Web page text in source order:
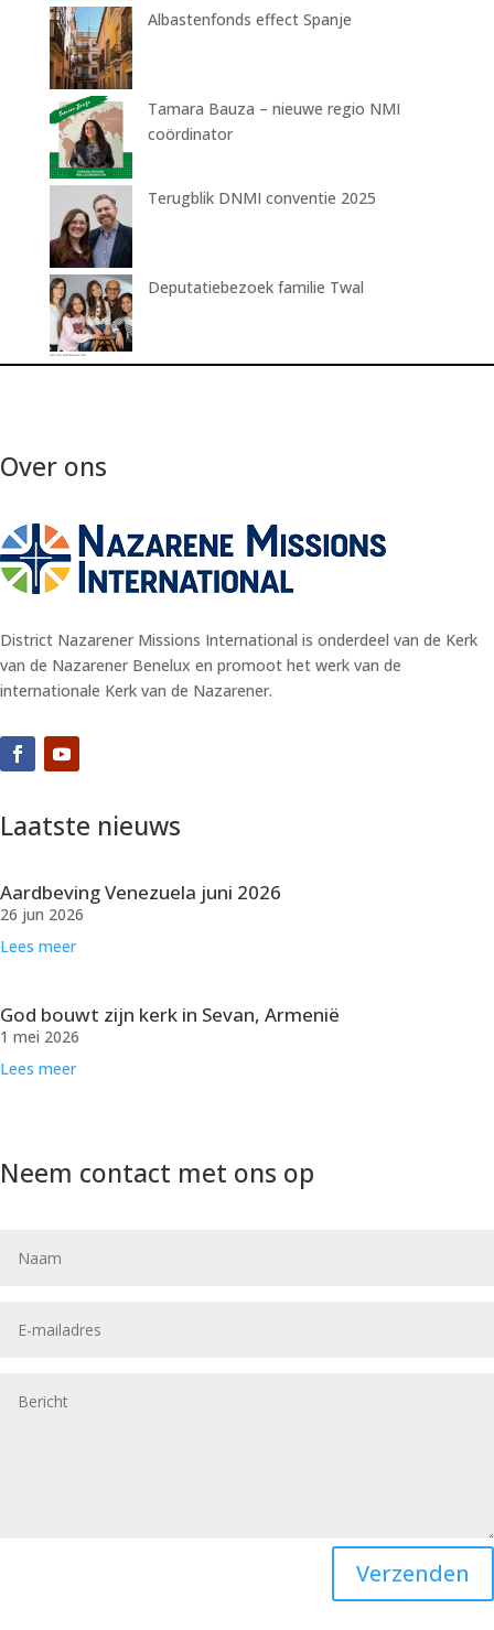
Albastenfonds effect Spanje
Tamara Bauza – nieuwe regio NMI
coördinator
Terugblik DNMI conventie 2025
Deputatiebezoek familie Twal
Over ons
District Nazarener Missions International is onderdeel van de Kerk
van de Nazarener Benelux en promoot het werk van de
internationale Kerk van de Nazarener.
Laatste nieuws
Aardbeving Venezuela juni 2026
26 jun 2026
Lees meer
God bouwt zijn kerk in Sevan, Armenië
1 mei 2026
Lees meer
Neem contact met ons op
Verzenden